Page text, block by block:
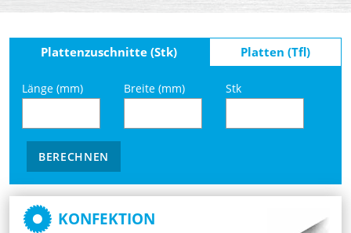
Plattenzuschnitte (Stk) Platten (Tfl)
Länge (mm) Breite (mm) Stk
BERECHNEN
KONFEKTION